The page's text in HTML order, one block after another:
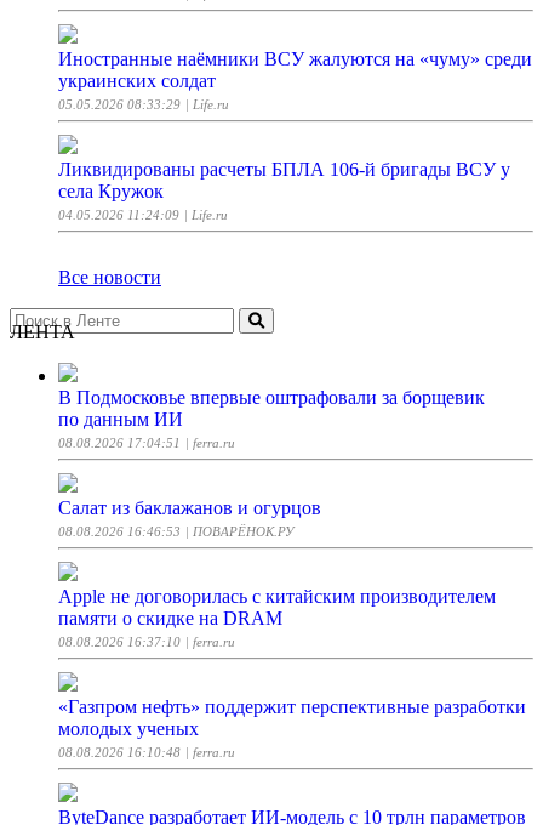
Иностранные наёмники ВСУ жалуются на «чуму» среди
украинских солдат
05.05.2026 08:33:29 | Life.ru
Ликвидированы расчеты БПЛА 106-й бригады ВСУ у
села Кружок
04.05.2026 11:24:09 | Life.ru
Все новости
ЛЕНТА
В Подмосковье впервые оштрафовали за борщевик
по данным ИИ
08.08.2026 17:04:51 | ferra.ru
Салат из баклажанов и огурцов
08.08.2026 16:46:53 | ПОВАРЁНОК.РУ
Apple не договорилась с китайским производителем
памяти о скидке на DRAM
08.08.2026 16:37:10 | ferra.ru
«Газпром нефть» поддержит перспективные разработки
молодых ученых
08.08.2026 16:10:48 | ferra.ru
ByteDance разработает ИИ-модель с 10 трлн параметров